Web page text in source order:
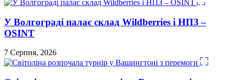
У Волгограді палає склад Wildberries і НПЗ –
OSINT
7 Серпня, 2026